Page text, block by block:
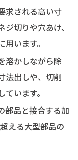
求される高い寸
切りや穴あけ、
います。
溶かしながら除
法出しや、切削
います。
部品と接合する加
える大型部品の